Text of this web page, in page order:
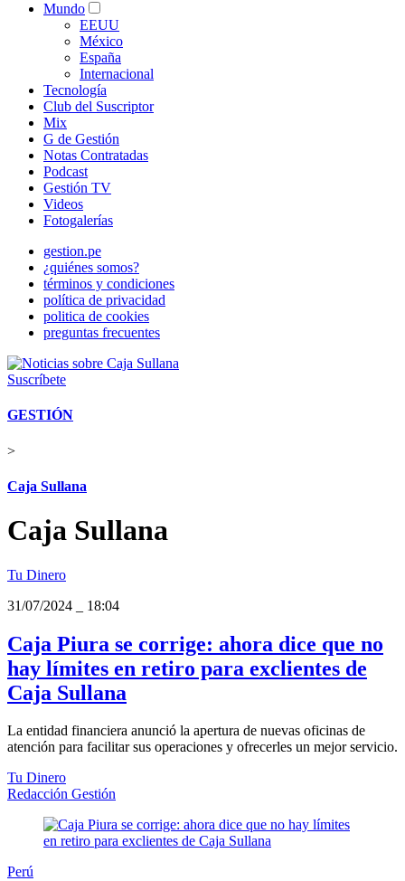
Mundo
EEUU
México
España
Internacional
Tecnología
Club del Suscriptor
Mix
G de Gestión
Notas Contratadas
Podcast
Gestión TV
Videos
Fotogalerías
gestion.pe
¿quiénes somos?
términos y condiciones
política de privacidad
politica de cookies
preguntas frecuentes
Suscríbete
GESTIÓN
>
Caja Sullana
Caja Sullana
Tu Dinero
31/07/2024
18:04
Caja Piura se corrige: ahora dice que no
hay límites en retiro para exclientes de
Caja Sullana
La entidad financiera anunció la apertura de nuevas oficinas de
atención para facilitar sus operaciones y ofrecerles un mejor servicio.
Tu Dinero
Redacción Gestión
Perú